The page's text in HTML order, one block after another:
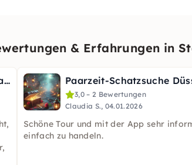
& Erfahrungen in
Altbierpanscher: Rätseltour mit Schauspieler in Düsseldorf
3,0 – 2 Bewertungen
Claudia S., 04.01.2026
Schöne Tour und mit der App sehr
einfach zu handeln.